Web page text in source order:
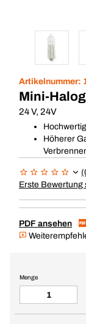
Artikelnummer:
Mini-
24 V, 24V
Höherer
Erste Bewertung
PDF ansehen
Menge